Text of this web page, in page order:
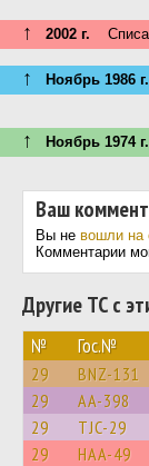
↑ 2002 г.
↑ Ноябрь 1986
↑ Ноябрь 1974 г.
Ваш
Вы не вошли на
Комментарии
Другие ТС с
№ Гос.№
29 BNZ-131
29 AA-398
29 TJC-29
29 HAA-49